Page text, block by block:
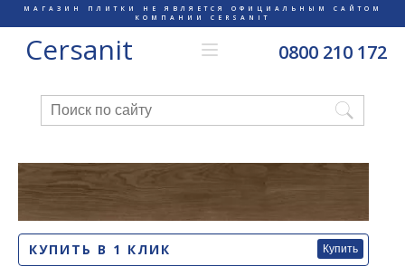
МАГАЗИН ПЛИТКИ НЕ ЯВЛЯЕТСЯ ОФИЦИАЛЬНЫМ САЙТОМ
КОМПАНИИ CERSANIT
Cersanit 0800 210 172
КУПИТЬ В 1 КЛИК Купить